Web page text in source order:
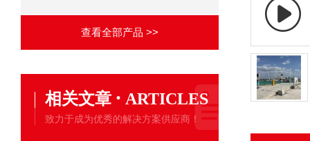
查看全部产品 >>
相关文章 · ARTICLES
致力于成为优秀的解决方案供应商！